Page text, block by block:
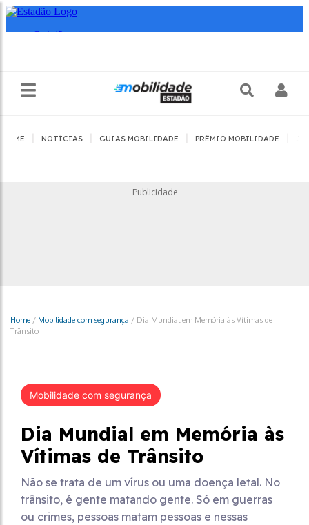
HOME NOTÍCIAS GUIAS MOBILIDADE PRÊMIO MOBILIDADE
Publicidade
Home / Mobilidade com segurança / Dia Mundial em Memória às Vítimas de
Trânsito
Mobilidade com segurança
Dia Mundial em Memória às
Vítimas de Trânsito
Não se trata de um vírus ou uma doença letal. No
trânsito, é gente matando gente. Só em guerras
ou crimes, pessoas matam pessoas e nessas